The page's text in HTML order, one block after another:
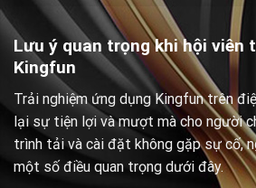
Lưu ý quan trọng khi hội viên
Kingfun
Trải nghiệm ứng dụng Kingfun trên
lại sự tiện lợi và mượt mà cho người
trình tải và cài đặt không gặp sự cố,
một số điều quan trọng dưới đây.